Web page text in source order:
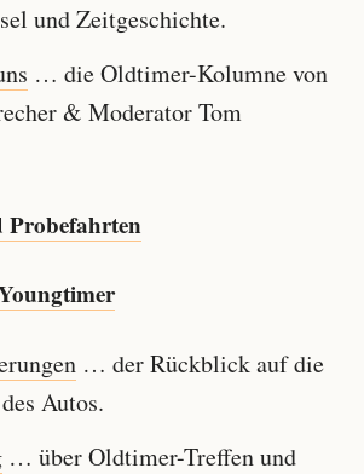
und Zeitgeschichte.
… die Oldtimer-Kolumne von
& Moderator Tom
Probefahrten
… der Rückblick auf die
Autos.
… über Oldtimer-Treffen und